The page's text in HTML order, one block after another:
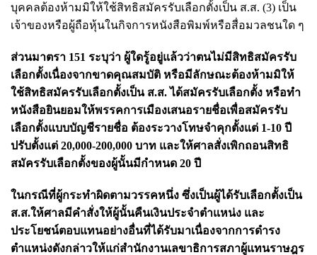
บุคคลต้องห้ามมิให้ใช้สิทธิสมัครรับเลือกตั้งเป็น ส.ส. (3) เป็น
เจ้าของหรือผู้ถือหุ้นในกิจการหนังสือพิมพ์หรือสื่อมวลชนใด ๆ
ส่วนมาตรา 151 ระบุว่า ผู้ใดรู้อยู่แล้วว่าตนไม่มีสิทธิสมัครรับ
เลือกตั้งเนื่องจากขาดคุณสมบัติ หรือมีลักษณะต้องห้ามมิให้
ใช้สิทธิสมัครรับเลือกตั้งเป็น ส.ส. ได้สมัครรับเลือกตั้ง หรือทำ
หนังสือยินยอมให้พรรคการเมืองเสนอรายชื่อเพื่อสมัครรับ
เลือกตั้งแบบบัญชีรายชื่อ ต้องระวางโทษจำคุกตั้งแต่ 1-10 ปี
ปรับตั้งแต่ 20,000-200,000 บาท และให้ศาลสั่งเพิกถอนสิทธิ
สมัครรับเลือกตั้งของผู้นั้นมีกำหนด 20 ปี
ในกรณีที่ผู้กระทำผิดตามวรรคหนึ่ง ซึ่งเป็นผู้ได้รับเลือกตั้งเป็น
ส.ส.ให้ศาลมีคำสั่งให้ผู้นั้นคืนเงินประจำตำแหน่ง และ
ประโยชน์ตอบแทนอย่างอื่นที่ได้รับมาเนื่องจากการดำรง
ตำแหน่งดังกล่าวให้แก่สำนักงานเลขาธิการสภาผู้แทนราษฎร